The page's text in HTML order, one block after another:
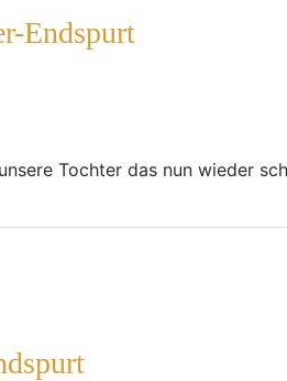
Endspurt
Tochter das nun wieder